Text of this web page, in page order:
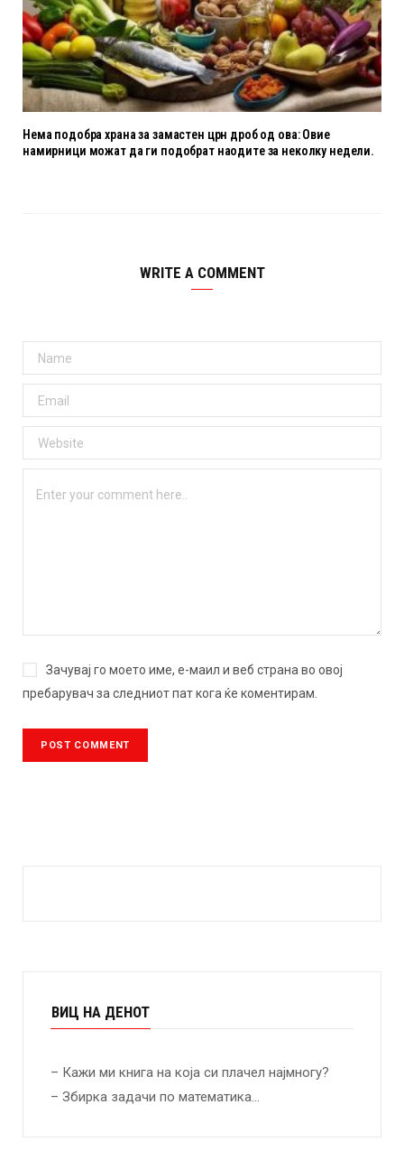
Нема подобра храна за замастен црн дроб од ова: Овие
намирници можат да ги подобрат наодите за неколку недели.
WRITE A COMMENT
Зачувај го моето име, е-маил и веб страна во овој
пребарувач за следниот пат кога ќе коментирам.
ВИЦ НА ДЕНОТ
– Кажи ми книга на која си плачел најмногу?
– Збирка задачи по математика…